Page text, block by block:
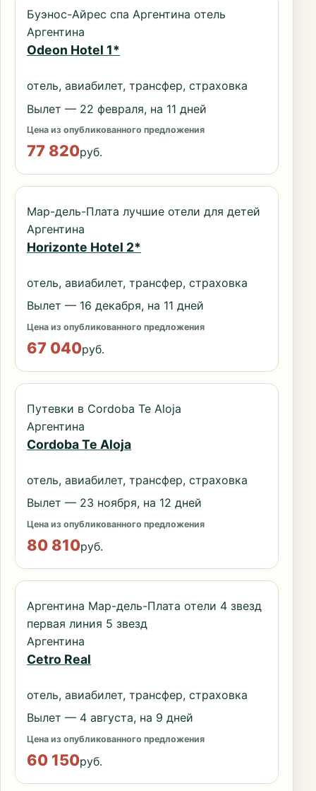
Буэнос-Айрес спа Аргентина отель
Аргентина
Odeon Hotel 1*
отель, авиабилет, трансфер, страховка
Вылет — 22 февраля, на 11 дней
Цена из опубликованного предложения
77 820руб.
Мар-дель-Плата лучшие отели для детей
Аргентина
Horizonte Hotel 2*
отель, авиабилет, трансфер, страховка
Вылет — 16 декабря, на 11 дней
Цена из опубликованного предложения
67 040руб.
Путевки в Cordoba Te Aloja
Аргентина
Cordoba Te Aloja
отель, авиабилет, трансфер, страховка
Вылет — 23 ноября, на 12 дней
Цена из опубликованного предложения
80 810руб.
Аргентина Мар-дель-Плата отели 4 звезд
первая линия 5 звезд
Аргентина
Cetro Real
отель, авиабилет, трансфер, страховка
Вылет — 4 августа, на 9 дней
Цена из опубликованного предложения
60 150руб.